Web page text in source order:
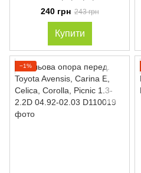
MPV II, MX-6 1.6-3.0 82-02
240 грн 243 грн
Купити
−1%